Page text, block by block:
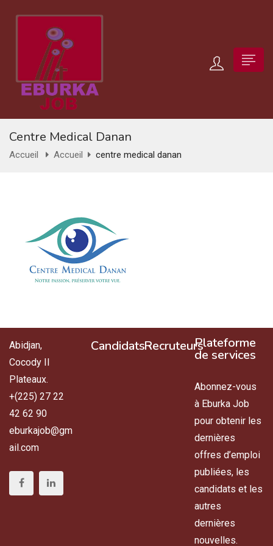
Centre Medical Danan
Accueil Accueil centre medical danan
Abidjan,
Cocody II
Plateaux.
+(225) 27 22
42 62 90
eburkajob@gm
ail.com
CandidatsRecruteursPlateforme
de services
Abonnez-vous
à Eburka Job
pour obtenir les
dernières
offres d’emploi
publiées, les
candidats et les
autres
dernières
nouvelles.